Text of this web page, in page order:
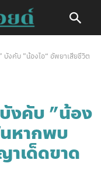
บังคับ ”น้องไอ“ อัพยาเสียชีวิต
งคับ ”น้อง
หากพบ
เด็ดขาด